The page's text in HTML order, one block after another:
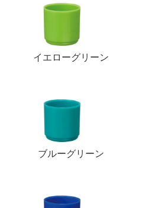
イエローグリーン
ブルーグリーン